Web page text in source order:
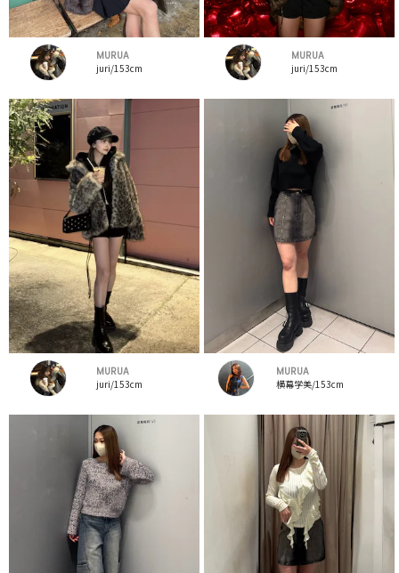
MURUA
juri/153cm
MURUA
juri/153cm
MURUA
juri/153cm
MURUA
横幕学美/153cm